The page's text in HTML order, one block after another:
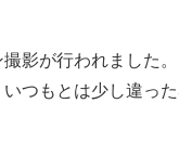
影が行われました。
つもとは少し違っ